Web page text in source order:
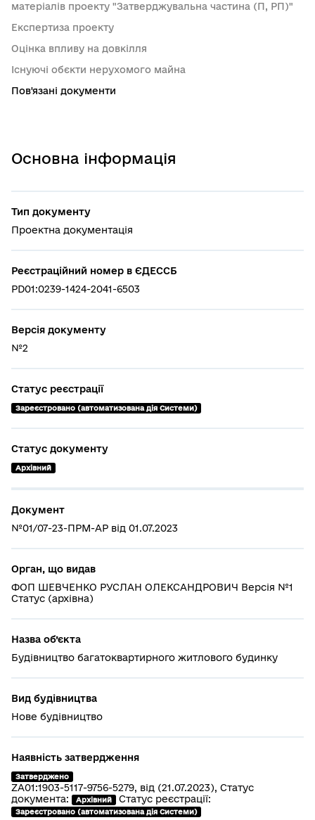
Основна інформація
Тип документу
Проектна документація
Реєстраційний номер в ЄДЕССБ
PD01:0239-1424-2041-6503
Версія документу
№2
Статус реєстрації
Зареєстровано (автоматизована дія Системи)
Статус документу
Архівний
Документ
№01/07-23-ПРМ-АР від 01.07.2023
Орган, що видав
ФОП ШЕВЧЕНКО РУСЛАН ОЛЕКСАНДРОВИЧ Версія №1
Статус (архівна)
Назва об’єкта
Будівництво багатоквартирного житлового будинку
Вид будівництва
Нове будівництво
Наявність затвердження
Затверджено
ZA01:1903-5117-9756-5279, від (21.07.2023), Статус
документа:
Архівний Статус реєстрації:
Зареєстровано (автоматизована дія Системи)
матеріалів проекту "Затверджувальна частина (П, РП)"
Експертиза проекту
Оцінка впливу на довкілля
Існуючі обєкти нерухомого майна
Пов'язані документи